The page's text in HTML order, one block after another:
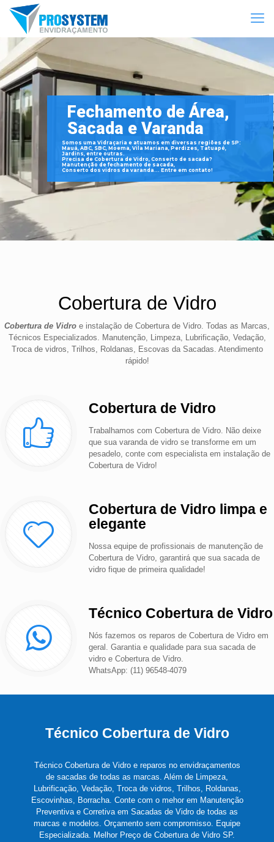
Fechamento de Área,
Sacada e Varanda
Somos uma Vidraçaria e atuamos em diversas regiões de SP:
Mauá, ABC, SBC, Moema, Vila Mariana, Perdizes, Tatuapé,
Jardins, entre outras.
Precisa de Cobertura de Vidro, Conserto de sacada?
Manutenção de fechamento de sacada,
Conserto dos vidros da varanda... Entre em contato!
Cobertura de Vidro
Cobertura de Vidro e instalação de Cobertura de Vidro. Todas as Marcas,
Técnicos Especializados. Manutenção, Limpeza, Lubrificação, Vedação,
Troca de vidros, Trilhos, Roldanas, Escovas da Sacadas. Atendimento
rápido!
Cobertura de Vidro
Trabalhamos com Cobertura de Vidro. Não deixe
que sua varanda de vidro se transforme em um
pesadelo, conte com especialista em instalação de
Cobertura de Vidro!
Cobertura de Vidro limpa e
elegante
Nossa equipe de profissionais de manutenção de
Cobertura de Vidro, garantirá que sua sacada de
vidro fique de primeira qualidade!
Técnico Cobertura de Vidro
Nós fazemos os reparos de Cobertura de Vidro em
geral. Garantia e qualidade para sua sacada de
vidro e Cobertura de Vidro.
WhatsApp: (11) 96548-4079
Técnico Cobertura de Vidro
Técnico Cobertura de Vidro e reparos no envidraçamentos
de sacadas de todas as marcas. Além de Limpeza,
Lubrificação, Vedação, Troca de vidros, Trilhos, Roldanas,
Escovinhas, Borracha. Conte com o mehor em Manutenção
Preventiva e Corretiva em Sacadas de Vidro de todas as
marcas e modelos. Orçamento sem compromisso. Equipe
Especializada. Melhor Preço de Cobertura de Vidro SP.